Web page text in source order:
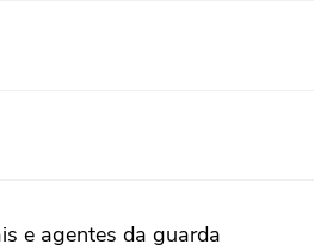
e agentes da guarda